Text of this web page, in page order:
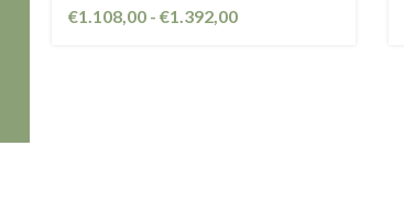
€1.108,00 - €1.392,00